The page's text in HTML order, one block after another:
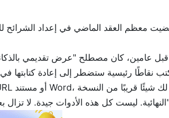
معظم العقد الماضي في إعداد الشرائح
قبل عامين، كان مصطلح "عرض تقديمي
تصرخ "لقد جئت من موجه".